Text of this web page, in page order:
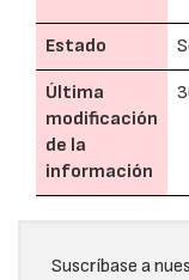
Estado
Última
modificación
de la
información
Suscríbase a